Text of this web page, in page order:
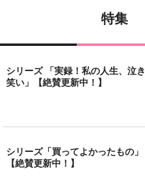
特集
シリーズ 「実録！私の人生、泣き
笑い」【絶賛更新中！】
シリーズ「買ってよかったもの」
【絶賛更新中！】